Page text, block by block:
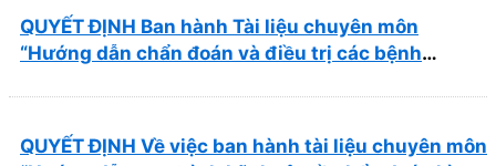
QUYẾT ĐỊNH Ban hành Tài liệu chuyên môn
“Hướng dẫn chẩn đoán và điều trị các bệnh
QUYẾT ĐỊNH Về việc ban hành tài liệu chuyên môn